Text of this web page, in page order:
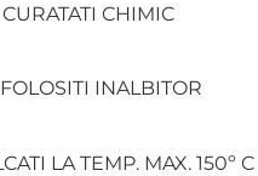
CHIMIC
INALBITOR
LA TEMP. MAX. 150º C